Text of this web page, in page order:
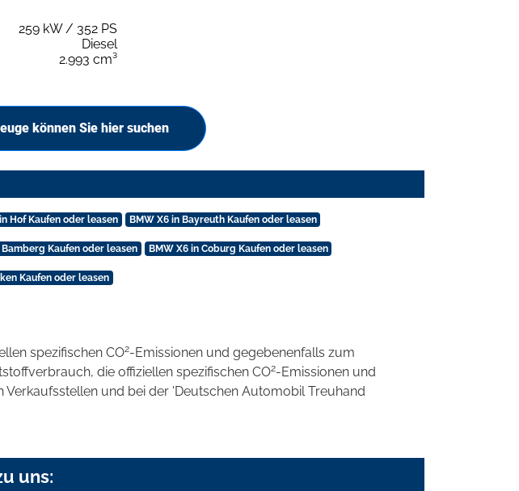
259 kW / 352 PS
Diesel
2.993 cm³
können Sie hier suchen
Hof Kaufen oder leasen BMW X6 in Bayreuth Kaufen oder leasen
Bamberg Kaufen oder leasen BMW X6 in Coburg Kaufen oder leasen
Kaufen oder leasen
spezifischen CO2-Emissionen und gegebenenfalls zum
die offiziellen spezifischen CO2-Emissionen und
und bei der 'Deutschen Automobil Treuhand
uns: